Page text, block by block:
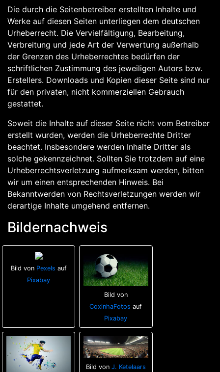
Die durch die Seitenbetreiber erstellten Inhalte und
Werke auf diesen Seiten unterliegen dem deutschen
Urheberrecht. Die Vervielfältigung, Bearbeitung,
Verbreitung und jede Art der Verwertung außerhalb
der Grenzen des Urheberrechtes bedürfen der
schriftlichen Zustimmung des jeweiligen Autors bzw.
Erstellers. Downloads und Kopien dieser Seite sind nur
für den privaten, nicht kommerziellen Gebrauch
gestattet.
Soweit die Inhalte auf dieser Seite nicht vom Betreiber
erstellt wurden, werden die Urheberrechte Dritter
beachtet. Insbesondere werden Inhalte Dritter als
solche gekennzeichnet. Sollten Sie trotzdem auf eine
Urheberrechtsverletzung aufmerksam werden, bitten
wir um einen entsprechenden Hinweis. Bei
Bekanntwerden von Rechtsverletzungen werden wir
derartige Inhalte umgehend entfernen.
Bildernachweis
Bild von Pexels auf
Pixabay
Bild von
CoxinhaFotos auf
Pixabay
Bild von J. Ketelaars